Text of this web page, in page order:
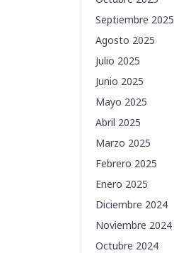
Septiembre 2025
Agosto 2025
Julio 2025
Junio 2025
Mayo 2025
Abril 2025
Marzo 2025
Febrero 2025
Enero 2025
Diciembre 2024
Noviembre 2024
Octubre 2024